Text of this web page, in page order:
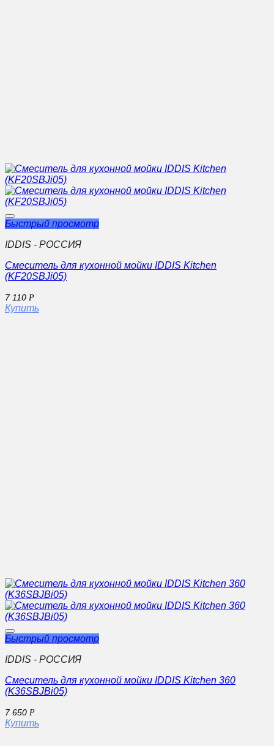
Быстрый просмотр
IDDIS - РОССИЯ
Смеситель для кухонной мойки IDDIS Kitchen
(KF20SBJi05)
7 110 Р
Купить
Быстрый просмотр
IDDIS - РОССИЯ
Смеситель для кухонной мойки IDDIS Kitchen 360
(K36SBJBi05)
7 650 Р
Купить